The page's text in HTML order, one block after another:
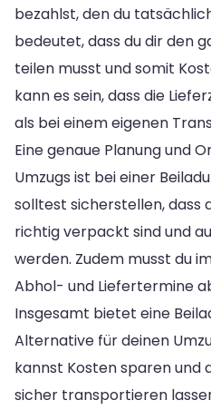
bezahlst, den du
bedeutet, dass du dir den
teilen musst und somit
kann es sein, dass die
als bei einem eigenen
Eine genaue Planung und
Umzugs ist bei einer
solltest sicherstellen, dass
richtig verpackt sind und
werden. Zudem musst du
Abhol- und Liefertermine
Insgesamt bietet eine
Alternative für deinen
kannst Kosten sparen und
sicher transportieren